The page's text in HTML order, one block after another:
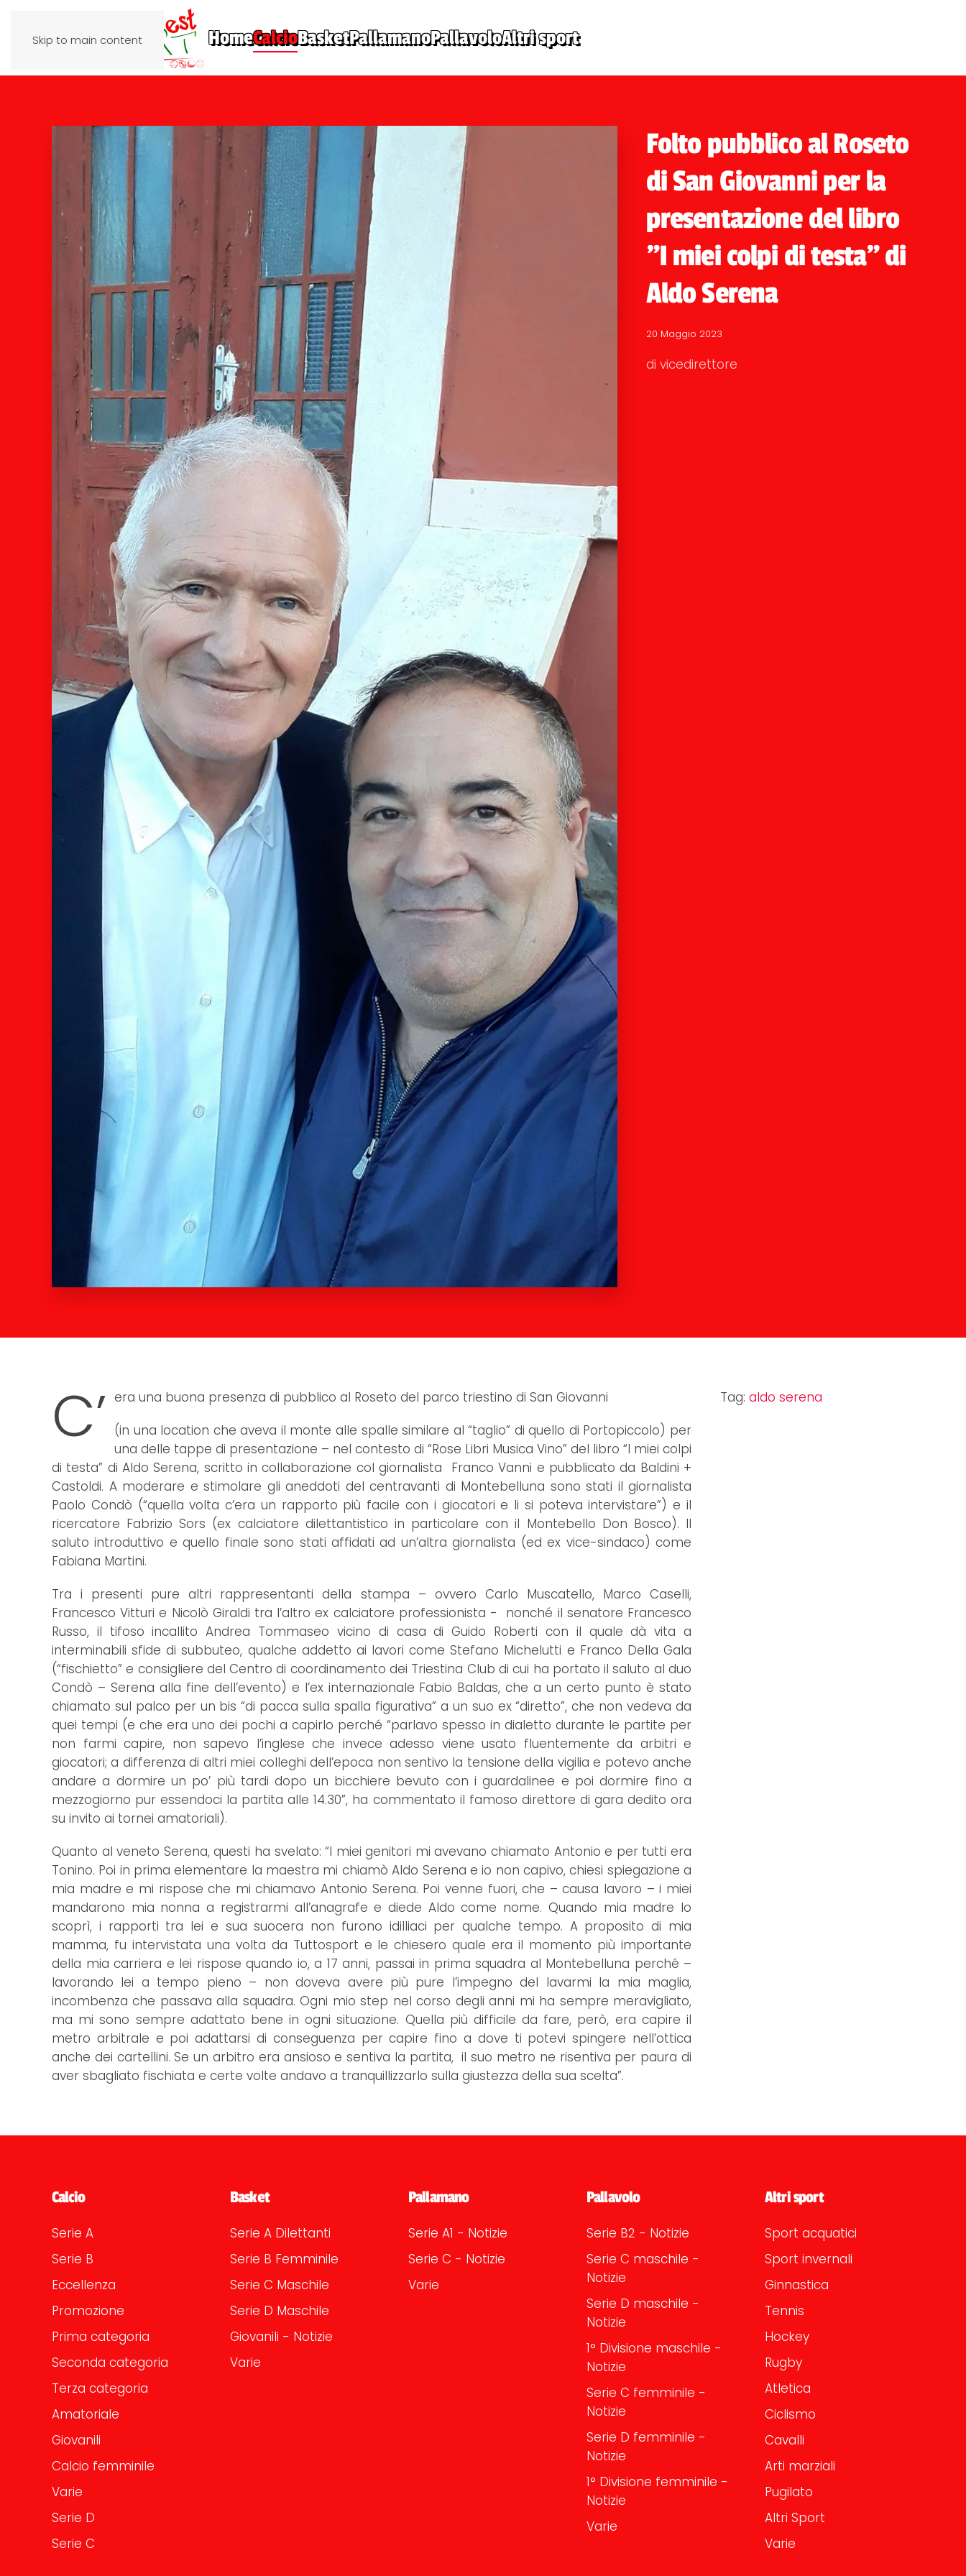
Skip to main content HomeCalcioBasketPallamanoPallavoloAltri sport
Folto pubblico al Roseto
di San Giovanni per la
presentazione del libro
"I miei colpi di testa" di
Aldo Serena
20 Maggio 2023
di vicedirettore
C’ era una buona presenza di pubblico al Roseto del parco triestino di San Giovanni
(in una location che aveva il monte alle spalle similare al “taglio” di quello di Portopiccolo) per
una delle tappe di presentazione – nel contesto di “Rose Libri Musica Vino” del libro “I miei colpi
di testa” di Aldo Serena, scritto in collaborazione col giornalista Franco Vanni e pubblicato da Baldini +
Castoldi. A moderare e stimolare gli aneddoti del centravanti di Montebelluna sono stati il giornalista
Paolo Condò (“quella volta c’era un rapporto più facile con i giocatori e li si poteva intervistare”) e il
ricercatore Fabrizio Sors (ex calciatore dilettantistico in particolare con il Montebello Don Bosco). Il
saluto introduttivo e quello finale sono stati affidati ad un’altra giornalista (ed ex vice-sindaco) come
Fabiana Martini.
Tra i presenti pure altri rappresentanti della stampa – ovvero Carlo Muscatello, Marco Caselli,
Francesco Vitturi e Nicolò Giraldi tra l’altro ex calciatore professionista - nonché il senatore Francesco
Russo, il tifoso incallito Andrea Tommaseo vicino di casa di Guido Roberti con il quale dà vita a
interminabili sfide di subbuteo, qualche addetto ai lavori come Stefano Michelutti e Franco Della Gala
(“fischietto” e consigliere del Centro di coordinamento dei Triestina Club di cui ha portato il saluto al duo
Condò – Serena alla fine dell’evento) e l’ex internazionale Fabio Baldas, che a un certo punto è stato
chiamato sul palco per un bis “di pacca sulla spalla figurativa” a un suo ex “diretto”, che non vedeva da
quei tempi (e che era uno dei pochi a capirlo perché “parlavo spesso in dialetto durante le partite per
non farmi capire, non sapevo l’inglese che invece adesso viene usato fluentemente da arbitri e
giocatori; a differenza di altri miei colleghi dell’epoca non sentivo la tensione della vigilia e potevo anche
andare a dormire un po’ più tardi dopo un bicchiere bevuto con i guardalinee e poi dormire fino a
mezzogiorno pur essendoci la partita alle 14.30”, ha commentato il famoso direttore di gara dedito ora
su invito ai tornei amatoriali).
Quanto al veneto Serena, questi ha svelato: “I miei genitori mi avevano chiamato Antonio e per tutti era
Tonino. Poi in prima elementare la maestra mi chiamò Aldo Serena e io non capivo, chiesi spiegazione a
mia madre e mi rispose che mi chiamavo Antonio Serena. Poi venne fuori, che – causa lavoro – i miei
mandarono mia nonna a registrarmi all’anagrafe e diede Aldo come nome. Quando mia madre lo
scoprì, i rapporti tra lei e sua suocera non furono idilliaci per qualche tempo. A proposito di mia
mamma, fu intervistata una volta da Tuttosport e le chiesero quale era il momento più importante
della mia carriera e lei rispose quando io, a 17 anni, passai in prima squadra al Montebelluna perché –
lavorando lei a tempo pieno – non doveva avere più pure l’impegno del lavarmi la mia maglia,
incombenza che passava alla squadra. Ogni mio step nel corso degli anni mi ha sempre meravigliato,
ma mi sono sempre adattato bene in ogni situazione. Quella più difficile da fare, però, era capire il
metro arbitrale e poi adattarsi di conseguenza per capire fino a dove ti potevi spingere nell’ottica
anche dei cartellini. Se un arbitro era ansioso e sentiva la partita, il suo metro ne risentiva per paura di
aver sbagliato fischiata e certe volte andavo a tranquillizzarlo sulla giustezza della sua scelta”.
Tag: aldo serena
Calcio
Serie A
Serie B
Eccellenza
Promozione
Prima categoria
Seconda categoria
Terza categoria
Amatoriale
Giovanili
Calcio femminile
Varie
Serie D
Serie C
Basket
Serie A Dilettanti
Serie B Femminile
Serie C Maschile
Serie D Maschile
Giovanili - Notizie
Varie
Pallamano
Serie A1 - Notizie
Serie C - Notizie
Varie
Pallavolo
Serie B2 - Notizie
Serie C maschile -
Notizie
Serie D maschile -
Notizie
1° Divisione maschile -
Notizie
Serie C femminile -
Notizie
Serie D femminile -
Notizie
1° Divisione femminile -
Notizie
Varie
Altri sport
Sport acquatici
Sport invernali
Ginnastica
Tennis
Hockey
Rugby
Atletica
Ciclismo
Cavalli
Arti marziali
Pugilato
Altri Sport
Varie